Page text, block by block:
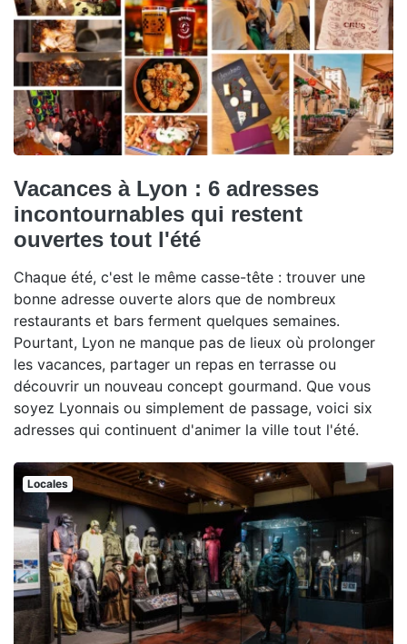
Vacances à Lyon : 6 adresses
incontournables qui restent
ouvertes tout l'été
Chaque été, c'est le même casse-tête : trouver une
bonne adresse ouverte alors que de nombreux
restaurants et bars ferment quelques semaines.
Pourtant, Lyon ne manque pas de lieux où prolonger
les vacances, partager un repas en terrasse ou
découvrir un nouveau concept gourmand. Que vous
soyez Lyonnais ou simplement de passage, voici six
adresses qui continuent d'animer la ville tout l'été.
Locales